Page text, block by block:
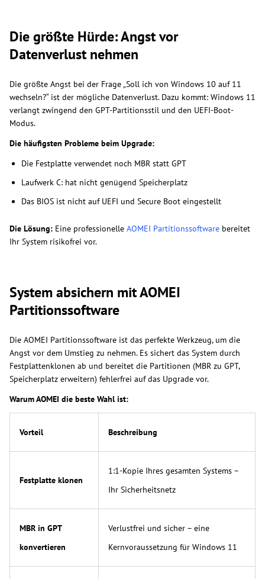
Die größte Hürde: Angst vor
Datenverlust nehmen
Die größte Angst bei der Frage „Soll ich von Windows 10 auf 11
wechseln?“ ist der mögliche Datenverlust. Dazu kommt: Windows 11
verlangt zwingend den GPT-Partitionsstil und den UEFI-Boot-
Modus.
Die häufigsten Probleme beim Upgrade:
Die Festplatte verwendet noch MBR statt GPT
Laufwerk C: hat nicht genügend Speicherplatz
Das BIOS ist nicht auf UEFI und Secure Boot eingestellt
Die Lösung: Eine professionelle AOMEI Partitionssoftware bereitet
Ihr System risikofrei vor.
System absichern mit AOMEI
Partitionssoftware
Die AOMEI Partitionssoftware ist das perfekte Werkzeug, um die
Angst vor dem Umstieg zu nehmen. Es sichert das System durch
Festplattenklonen ab und bereitet die Partitionen (MBR zu GPT,
Speicherplatz erweitern) fehlerfrei auf das Upgrade vor.
Warum AOMEI die beste Wahl ist:
Vorteil Beschreibung
Festplatte klonen
1:1-Kopie Ihres gesamten Systems –
Ihr Sicherheitsnetz
MBR in GPT
konvertieren
Verlustfrei und sicher – eine
Kernvoraussetzung für Windows 11